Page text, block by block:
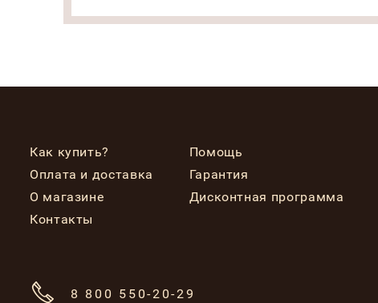
Как купить?
Оплата и доставка
О магазине
Контакты
Помощь
Гарантия
Дисконтная программа
8 800 550-20-29